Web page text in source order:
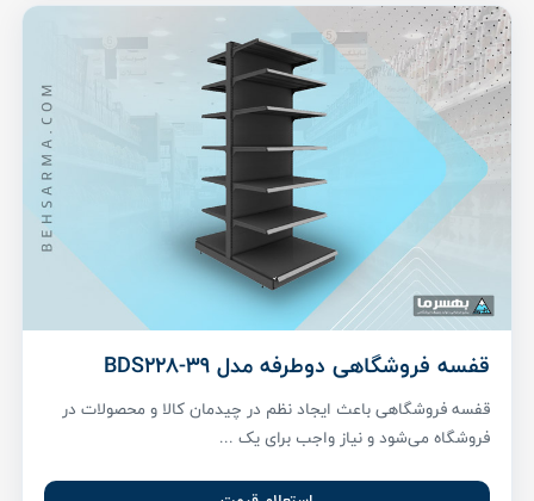
قفسه فروشگاهی دوطرفه مدل BDS228-39
قفسه فروشگاهی باعث ایجاد نظم در چیدمان کالا و محصولات در
فروشگاه می‌شود و نیاز واجب برای یک ...